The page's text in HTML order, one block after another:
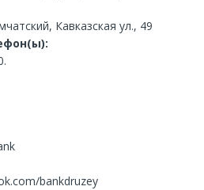
Кавказская ул., 49
bankdruzey